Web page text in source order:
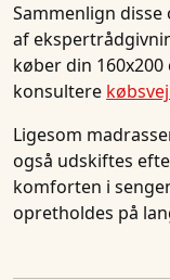
Sammenlign
af
køber din
konsultere
Ligesom
også udskiftes
komforten i
opretholdes på